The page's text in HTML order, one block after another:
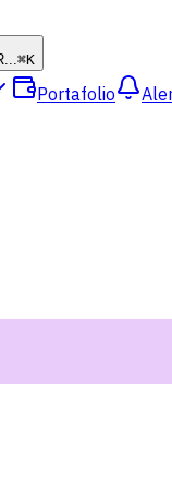
⌘K
Portafolio